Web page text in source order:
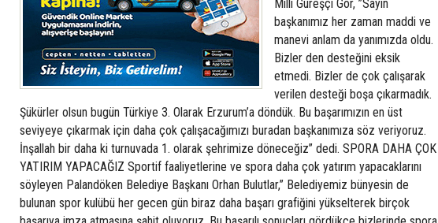
Milli Güreşçi Gör, ”Sayın
başkanımız her zaman maddi ve
manevi anlam da yanımızda oldu.
Bizler den desteğini eksik
etmedi. Bizler de çok çalışarak
verilen desteği boşa çıkarmadık.
Şükürler olsun bugün Türkiye 3. Olarak Erzurum’a döndük. Bu başarımızın en üst
seviyeye çıkarmak için daha çok çalışacağımızı buradan başkanımıza söz veriyoruz.
İnşallah bir daha ki turnuvada 1. olarak şehrimize döneceğiz” dedi. SPORA DAHA ÇOK
YATIRIM YAPACAĞIZ Sportif faaliyetlerine ve spora daha çok yatırım yapacaklarını
söyleyen Palandöken Belediye Başkanı Orhan Bulutlar,” Belediyemiz bünyesin de
bulunan spor kulübü her gecen gün biraz daha başarı grafiğini yükselterek birçok